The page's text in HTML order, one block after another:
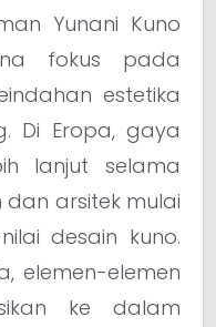
Yunani Kuno
fokus pada
estetika
Di Eropa, gaya
lanjut selama
dan arsitek mulai
desain kuno.
elemen-elemen
ke dalam